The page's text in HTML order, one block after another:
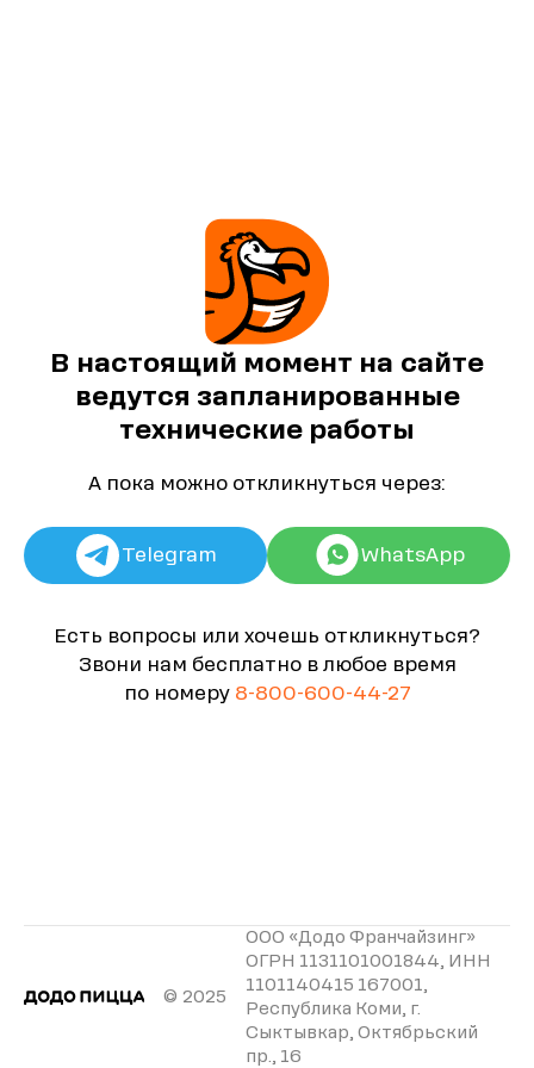
В настоящий момент на сайте
ведутся запланированные
технические работы
А пока можно откликнуться через:
Telegram WhatsApp
Есть вопросы или хочешь откликнуться?
Звони нам бесплатно в любое время
по номеру 8-800-600-44-27
© 2025
ООО «Додо Франчайзинг»
ОГРН 1131101001844, ИНН
1101140415 167001,
Республика Коми, г.
Сыктывкар, Октябрьский
пр., 16